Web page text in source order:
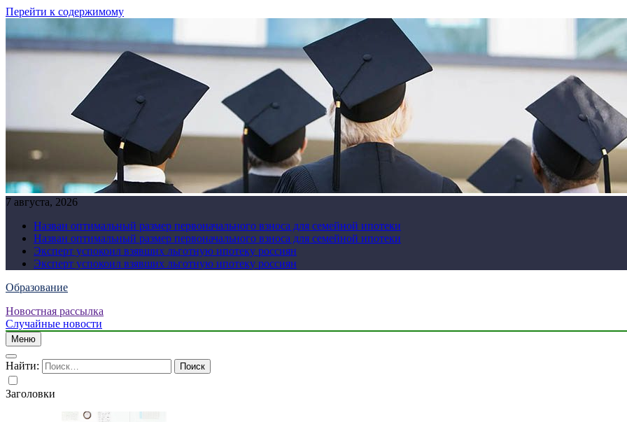
Перейти к содержимому
7 августа, 2026
Назван оптимальный размер первоначального взноса для семейной ипотеки
Назван оптимальный размер первоначального взноса для семейной ипотеки
Эксперт успокоил взявших льготную ипотеку россиян
Эксперт успокоил взявших льготную ипотеку россиян
Образование
Новостная рассылка
Случайные новости
Меню
Найти:
Заголовки